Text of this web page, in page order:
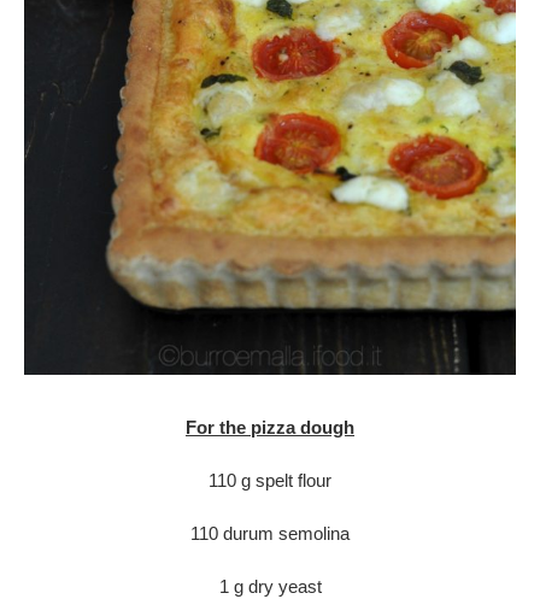
For the pizza dough
110 g spelt flour
110 durum semolina
1 g dry yeast